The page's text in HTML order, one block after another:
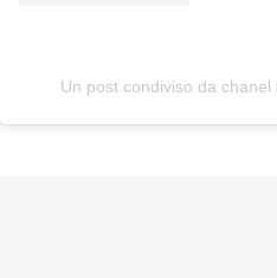
Un post condiviso da